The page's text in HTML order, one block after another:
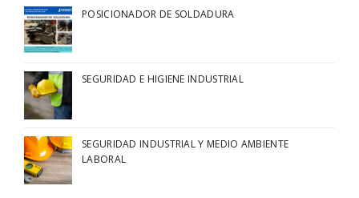
POSICIONADOR DE SOLDADURA
SEGURIDAD E HIGIENE INDUSTRIAL
SEGURIDAD INDUSTRIAL Y MEDIO AMBIENTE
LABORAL